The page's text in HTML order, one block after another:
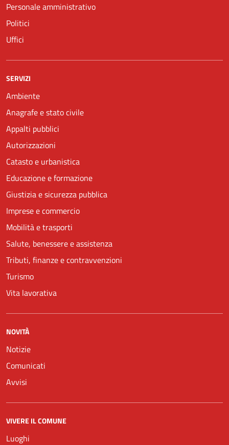
Personale amministrativo
Politici
Uffici
SERVIZI
Ambiente
Anagrafe e stato civile
Appalti pubblici
Autorizzazioni
Catasto e urbanistica
Educazione e formazione
Giustizia e sicurezza pubblica
Imprese e commercio
Mobilità e trasporti
Salute, benessere e assistenza
Tributi, finanze e contravvenzioni
Turismo
Vita lavorativa
NOVITÀ
Notizie
Comunicati
Avvisi
VIVERE IL COMUNE
Luoghi